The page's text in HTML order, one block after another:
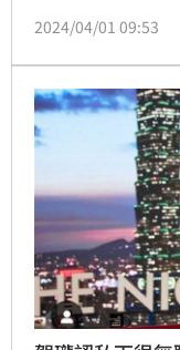
所屬薩泰爾駁斥此
2024/04/01 09:53